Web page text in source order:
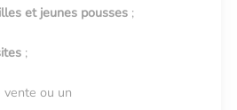
et jeunes pousses;
;
ou un